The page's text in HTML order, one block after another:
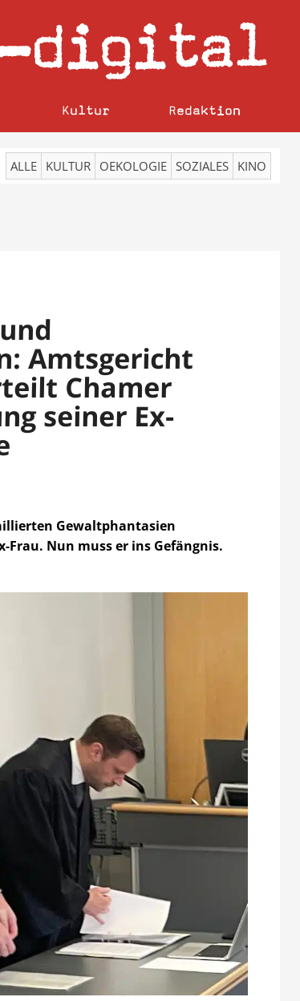
digital
Kultur Redaktion
ALLE KULTUR OEKOLOGIE SOZIALES KINO
Amtsgericht
Chamer
seiner Ex-
Gewaltphantasien
Frau. Nun muss er ins Gefängnis.